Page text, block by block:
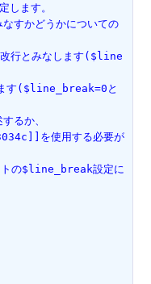
します。
すかどうかについての
行とみなします($line
す($line_break=0と
るか、
を使用する必要が
の$line_break設定に